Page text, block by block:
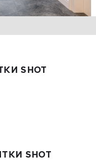
SHOT
SHOT